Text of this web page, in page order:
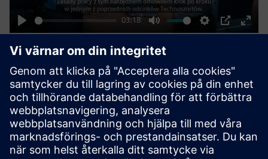
Play
03:18
Mute Settings
PIP
Enter
Kontakt
Har du frågor? Kontakta Siemens tekniska support.
Kontakta Siemens Polen